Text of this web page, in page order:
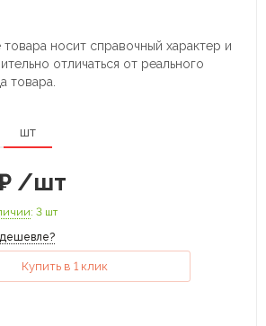
носит справочный характер и
отличаться от реального
товара.
шт
/шт
: 3 шт
Купить в 1 клик